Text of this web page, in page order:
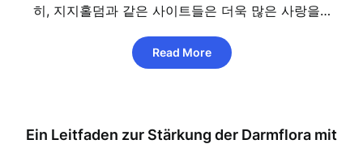
히, 지지홀덤과 같은 사이트들은 더욱 많은 사랑을…
Read More
Ein Leitfaden zur Stärkung der Darmflora mit